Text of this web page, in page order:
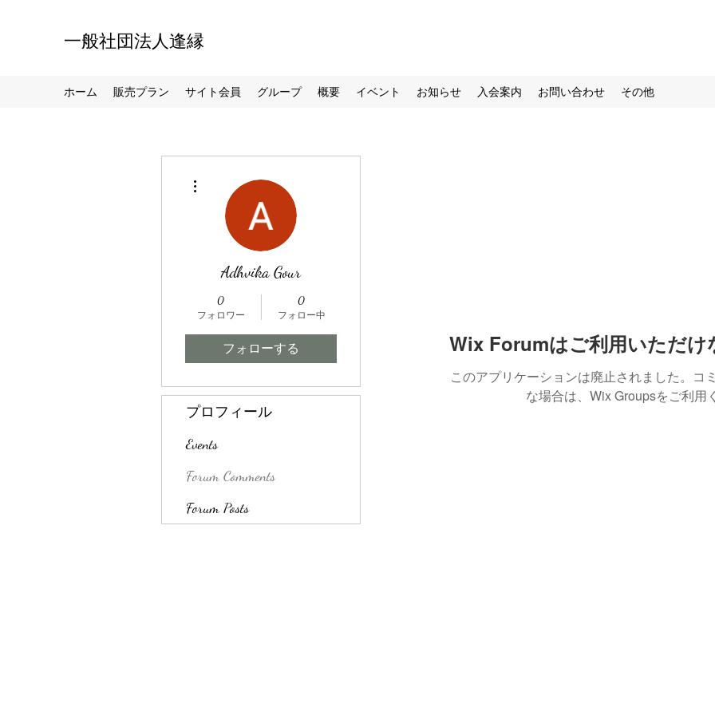
一般社団法人逢縁
ホーム 販売プラン サイト会員 グループ 概要 イベント お知らせ 入会案内 お問い合わせ その他
Wix Forumはご利用いただけ
このアプリケーションは廃止されました。コ
な場合は、Wix Groupsをご利用
Adhvika Gour
0
フォロワー
0
フォロー中
フォローする
プロフィール
Events
Forum Comments
Forum Posts